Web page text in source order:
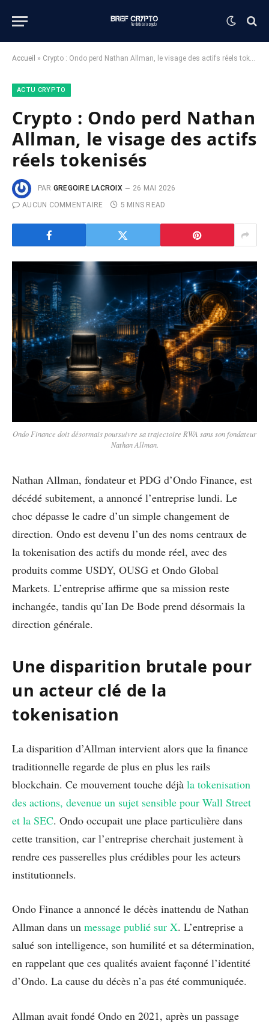
Accueil » Crypto : Ondo perd Nathan Allman, le visage des actifs réels tokenisés
ACTU CRYPTO
Crypto : Ondo perd Nathan
Allman, le visage des actifs
réels tokenisés
PAR GREGOIRE LACROIX
26 MAI 2026
AUCUN COMMENTAIRE
5 MINS READ
Ondo Finance doit désormais poursuivre sa trajectoire RWA sans son fondateur
Nathan Allman.
Nathan Allman, fondateur et PDG d’Ondo Finance, est
décédé subitement, a annoncé l’entreprise lundi. Le
choc dépasse le cadre d’un simple changement de
direction. Ondo est devenu l’un des noms centraux de
la tokenisation des actifs du monde réel, avec des
produits comme USDY, OUSG et Ondo Global
Markets. L’entreprise affirme que sa mission reste
inchangée, tandis qu’Ian De Bode prend désormais la
direction générale.
Une disparition brutale pour
un acteur clé de la
tokenisation
La disparition d’Allman intervient alors que la finance
traditionnelle regarde de plus en plus les rails
blockchain. Ce mouvement touche déjà la tokenisation
des actions, devenue un sujet sensible pour Wall Street
et la SEC. Ondo occupait une place particulière dans
cette transition, car l’entreprise cherchait justement à
rendre ces passerelles plus crédibles pour les acteurs
institutionnels.
Ondo Finance a annoncé le décès inattendu de Nathan
Allman dans un message publié sur X. L’entreprise a
salué son intelligence, son humilité et sa détermination,
en rappelant que ces qualités avaient façonné l’identité
d’Ondo. La cause du décès n’a pas été communiquée.
Allman avait fondé Ondo en 2021, après un passage